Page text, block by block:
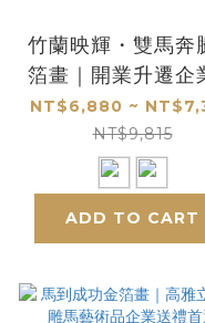
竹蘭映輝・雙馬奔
箔畫｜開業升遷企
務高雅禮品推薦
NT$6,880 ~
NT$9,815
ADD TO CART